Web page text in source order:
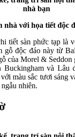
nhà với họa tiết độc
tiết sàn phức tạp là
gỗ độc đáo này từ
của Morel & Seddon
và Lâu
màu sắc tươi sáng
nhiên.